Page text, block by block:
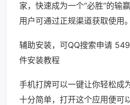
家，快速成为一个“必胜”的输
用户可通过正规渠道获取使用。
辅助安装，可QQ搜索申请
件安装教程
手机打牌可以一键让你轻松成
十分简单，打开这个应用便可